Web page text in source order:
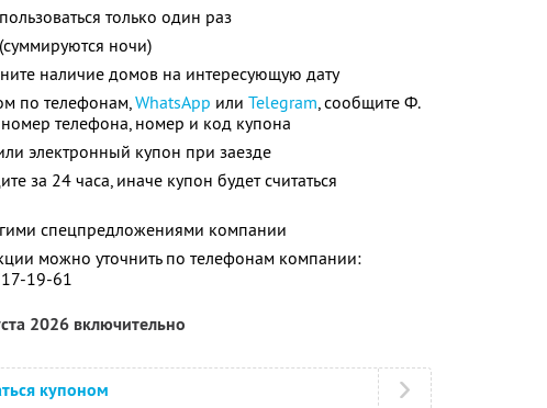
только один раз
ночи)
наличие домов на интересующую дату
по телефонам,WhatsApp или Telegram, сообщите Ф.
номер телефона, номер и код купона
электронный купон при заезде
за 24 часа, иначе купон будет считаться
спецпредложениями компании
можно уточнить по телефонам компании:
19-61
2026 включительно
купоном